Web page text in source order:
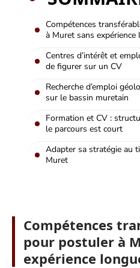
Compétences
à Muret sans expérience
Centres d’intérêt et
de figurer sur un CV
Recherche d’emploi
sur le bassin muretain
Formation et CV :
le parcours est court
Adapter sa stratégie au
Muret
Compétences
pour postuler à
expérience